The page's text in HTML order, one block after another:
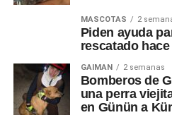
MASCOTAS 2
Piden ayuda
rescatado
GAIMAN 2 semanas
Bomberos de
una perra
en Günün a